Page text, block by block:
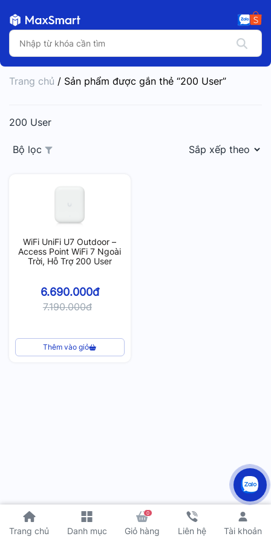
Trang chủ Danh mục
0
Giỏ hàng Liên hệ Tài khoản
Trang chủ / Sản phẩm được gắn thẻ “200 User”
200 User
Bộ lọc
WiFi UniFi U7 Outdoor –
Access Point WiFi 7 Ngoài
Trời, Hỗ Trợ 200 User
6.690.000đ
7.190.000đ
Thêm vào giỏ